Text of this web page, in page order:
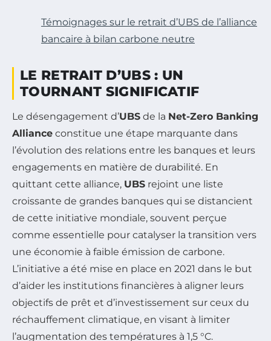
Témoignages sur le retrait d’UBS de l’alliance
bancaire à bilan carbone neutre
LE RETRAIT D’UBS : UN
TOURNANT SIGNIFICATIF
Le désengagement d’UBS de la Net-Zero Banking
Alliance constitue une étape marquante dans
l’évolution des relations entre les banques et leurs
engagements en matière de durabilité. En
quittant cette alliance, UBS rejoint une liste
croissante de grandes banques qui se distancient
de cette initiative mondiale, souvent perçue
comme essentielle pour catalyser la transition vers
une économie à faible émission de carbone.
L’initiative a été mise en place en 2021 dans le but
d’aider les institutions financières à aligner leurs
objectifs de prêt et d’investissement sur ceux du
réchauffement climatique, en visant à limiter
l’augmentation des températures à 1,5 °C.